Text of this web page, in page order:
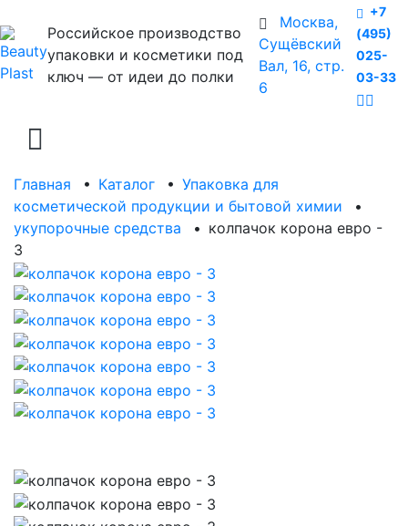
Российское производство
упаковки и косметики под
ключ — от идеи до полки
Москва,
Сущёвский
Вал, 16, стр.
6
+7
(495)
025-
03-33
Главная • Каталог • Упаковка для
косметической продукции и бытовой химии •
укупорочные средства • колпачок корона евро -
3